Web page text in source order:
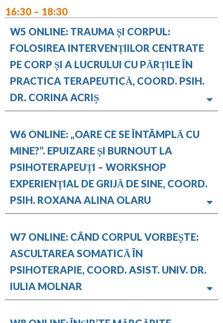
16:30 – 18:30
W5 ONLINE: TRAUMA ȘI CORPUL:
FOLOSIREA INTERVENȚIILOR CENTRATE
PE CORP ȘI A LUCRULUI CU PĂRȚILE ÎN
PRACTICA TERAPEUTICĂ, COORD. PSIH.
DR. CORINA ACRIȘ
W6 ONLINE: „OARE CE SE ÎNTÂMPLĂ CU
MINE?”. EPUIZARE ȘI BURNOUT LA
PSIHOTERAPEUȚI – WORKSHOP
EXPERIENȚIAL DE GRIJĂ DE SINE, COORD.
PSIH. ROXANA ALINA OLARU
W7 ONLINE: CÂND CORPUL VORBEȘTE:
ASCULTAREA SOMATICĂ ÎN
PSIHOTERAPIE, COORD. ASIST. UNIV. DR.
IULIA MOLNAR